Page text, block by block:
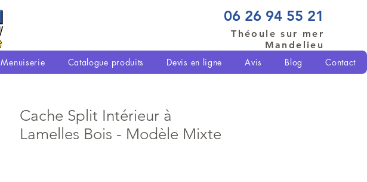
06 26 94 55 21
Théoule sur mer
Mandelieu
Menuiserie Catalogue produits Devis en ligne Avis Blog Contact
Cache Split Intérieur à
Lamelles Bois - Modèle Mixte